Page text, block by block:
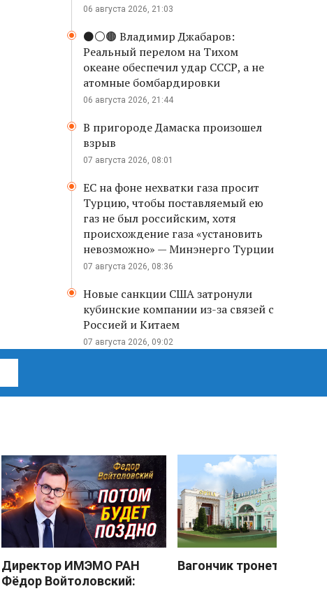
06 августа 2026, 21:03
⚫️⚪️🟤 Владимир Джабаров:
Реальный перелом на Тихом
океане обеспечил удар СССР, а не
атомные бомбардировки
06 августа 2026, 21:44
В пригороде Дамаска произошел
взрыв
07 августа 2026, 08:01
ЕС на фоне нехватки газа просит
Турцию, чтобы поставляемый ею
газ не был российским, хотя
происхождение газа «установить
невозможно» — Минэнерго Турции
07 августа 2026, 08:36
Новые санкции США затронули
кубинские компании из-за связей с
Россией и Китаем
07 августа 2026, 09:02
Директор ИМЭМО РАН
Фёдор Войтоловский:
Вагончик тронется